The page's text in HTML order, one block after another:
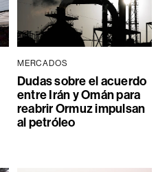
MERCADOS
Dudas sobre el acuerdo
entre Irán y Omán para
reabrir Ormuz impulsan
al petróleo